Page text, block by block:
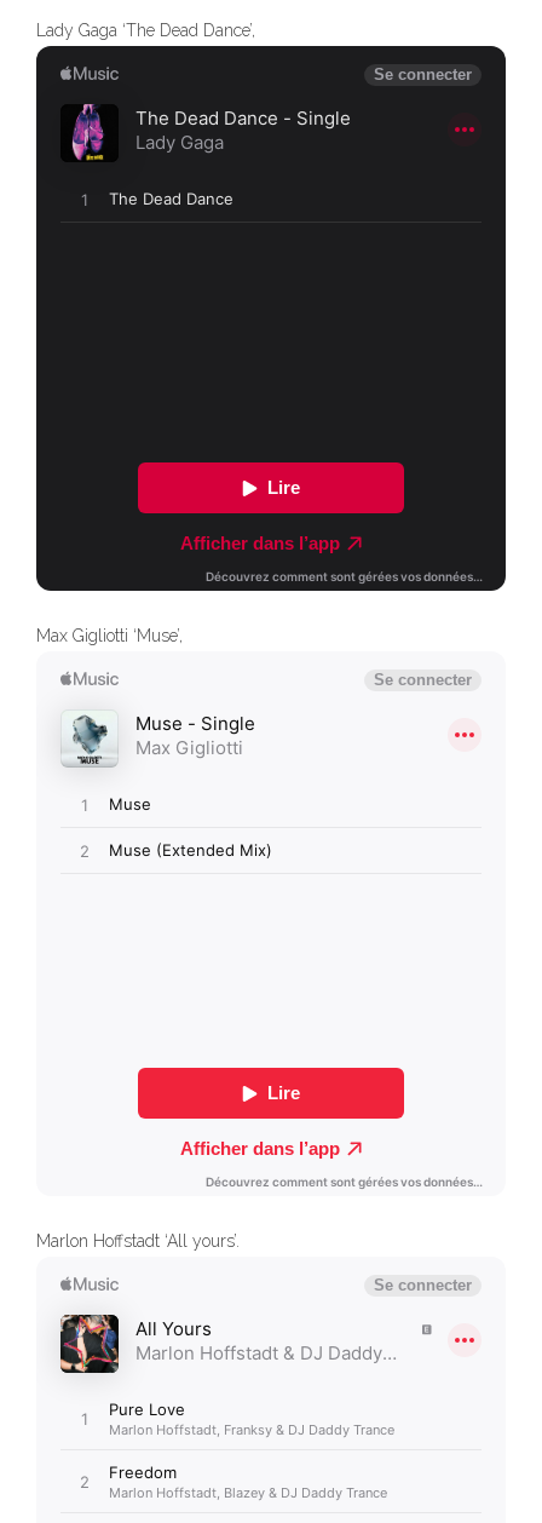
Lady Gaga ‘The Dead Dance’,
Max Gigliotti ‘Muse’,
Marlon Hoffstadt ‘All yours’.